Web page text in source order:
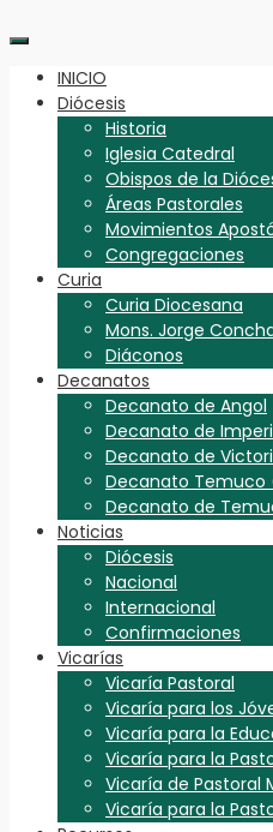
INICIO
Diócesis
Historia
Iglesia Catedral
Obispos de la
Áreas Pastorales
Movimientos
Congregaciones
Curia
Curia Diocesana
Mons. Jorge
Diáconos
Decanatos
Decanato de Angol
Decanato de
Decanato de
Decanato Temuco
Decanato de
Noticias
Diócesis
Nacional
Internacional
Confirmaciones
Vicarías
Vicaría Pastoral
Vicaría para los
Vicaría para la
Vicaría para la
Vicaría de Pastoral
Vicaría para la